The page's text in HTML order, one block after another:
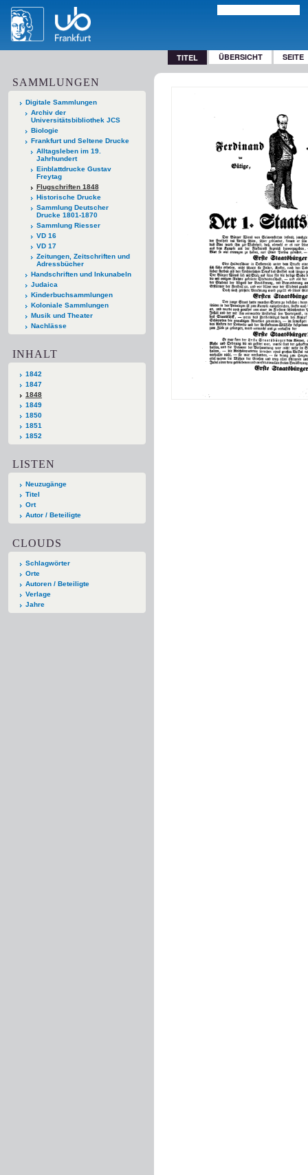
TITEL ÜBERSICHT SEITE
SAMMLUNGEN
Digitale Sammlungen
Archiv der
Universitätsbibliothek JCS
Biologie
Frankfurt und Seltene Drucke
Alltagsleben im 19.
Jahrhundert
Einblattdrucke Gustav
Freytag
Flugschriften 1848
Historische Drucke
Sammlung Deutscher
Drucke 1801-1870
Sammlung Riesser
VD 16
VD 17
Zeitungen, Zeitschriften und
Adressbücher
Handschriften und Inkunabeln
Judaica
Kinderbuchsammlungen
Koloniale Sammlungen
Musik und Theater
Nachlässe
INHALT
1842
1847
1848
1849
1850
1851
1852
LISTEN
Neuzugänge
Titel
Ort
Autor / Beteiligte
CLOUDS
Schlagwörter
Orte
Autoren / Beteiligte
Verlage
Jahre